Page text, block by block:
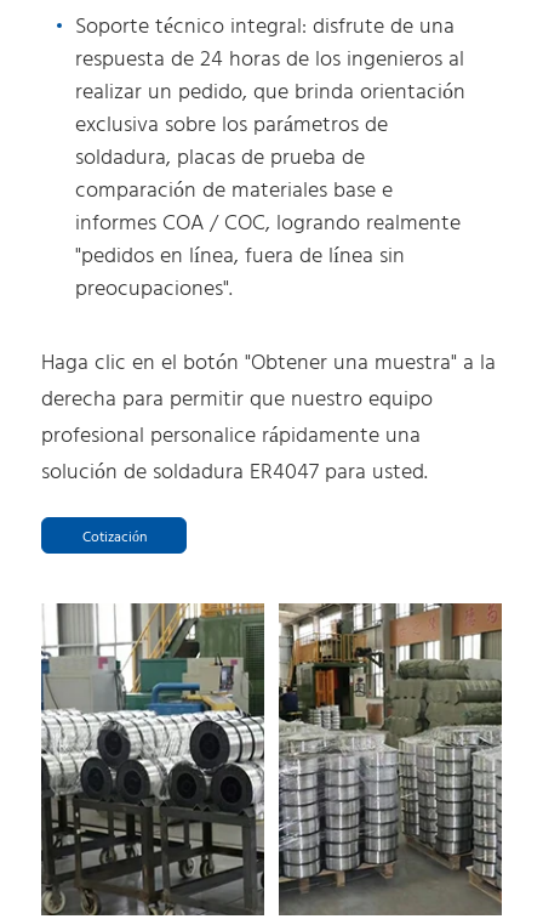
Soporte técnico integral: disfrute de una
respuesta de 24 horas de los ingenieros al
realizar un pedido, que brinda orientación
exclusiva sobre los parámetros de
soldadura, placas de prueba de
comparación de materiales base e
informes COA / COC, logrando realmente
"pedidos en línea, fuera de línea sin
preocupaciones".
Haga clic en el botón "Obtener una muestra" a la
derecha para permitir que nuestro equipo
profesional personalice rápidamente una
solución de soldadura ER4047 para usted.
Cotización